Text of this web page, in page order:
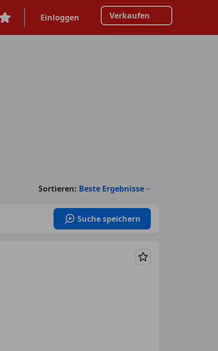
Einloggen Verkaufen
Sortieren: Beste Ergebnisse
Suche speichern
Merken